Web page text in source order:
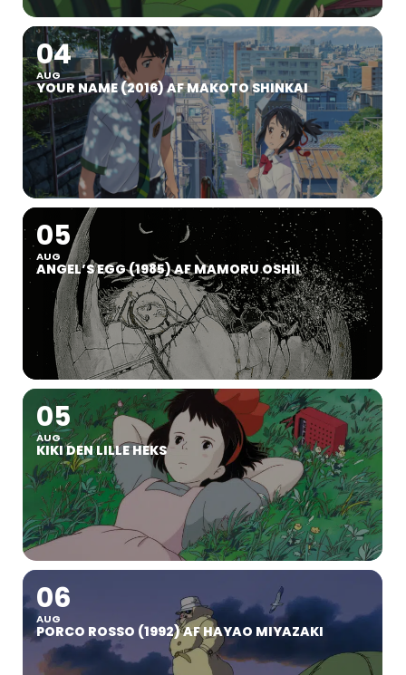
04
AUG
YOUR NAME (2016) AF MAKOTO SHINKAI
05
AUG
ANGEL’S EGG (1985) AF MAMORU OSHII
05
AUG
KIKI DEN LILLE HEKS
06
AUG
PORCO ROSSO (1992) AF HAYAO MIYAZAKI